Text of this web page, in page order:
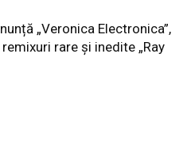
„Veronica Electronica”,
rare și inedite „Ray